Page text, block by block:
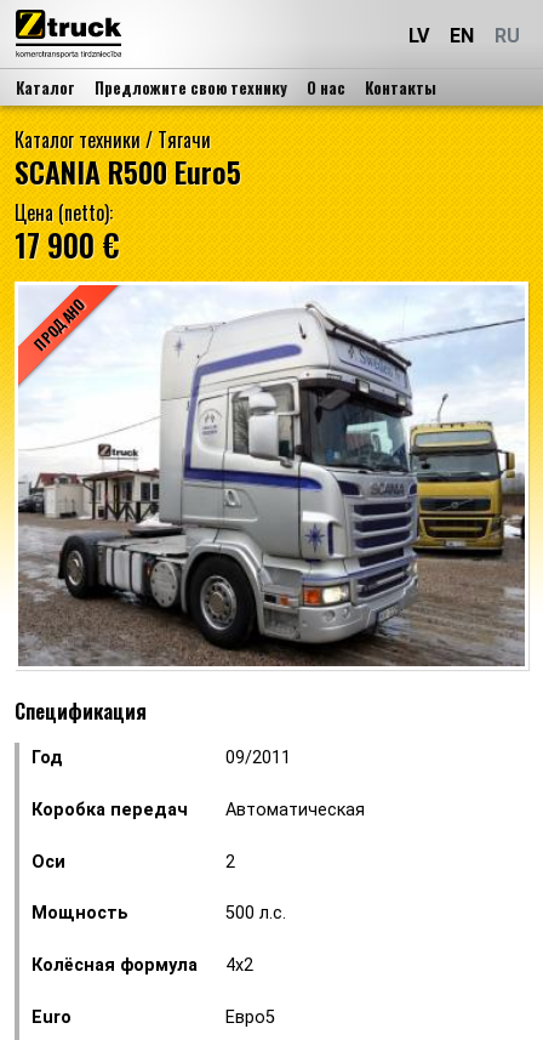
LV EN RU
Каталог Предложите свою технику О нас Контакты
Каталог техники/Тягачи
SCANIA R500 Euro5
Цена (netto):
17 900 €
ПРОДАНО
Спецификация
Год 09/2011
Коробка передач Автоматическая
Оси 2
Мощность 500 л.с.
Колёсная формула 4x2
Euro Евро5